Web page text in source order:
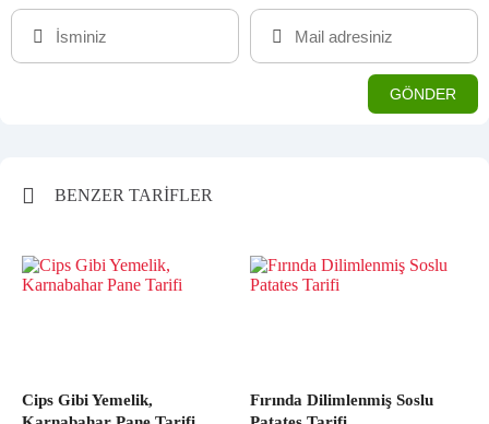
BENZER TARİFLER
Cips Gibi Yemelik,
Fırında Dilimlenmiş Soslu